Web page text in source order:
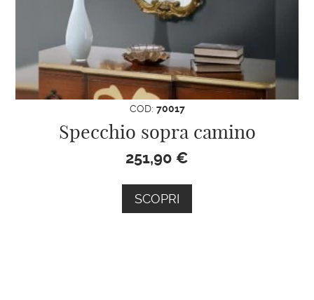
COD: 70017
Specchio sopra camino
251,90 €
SCOPRI